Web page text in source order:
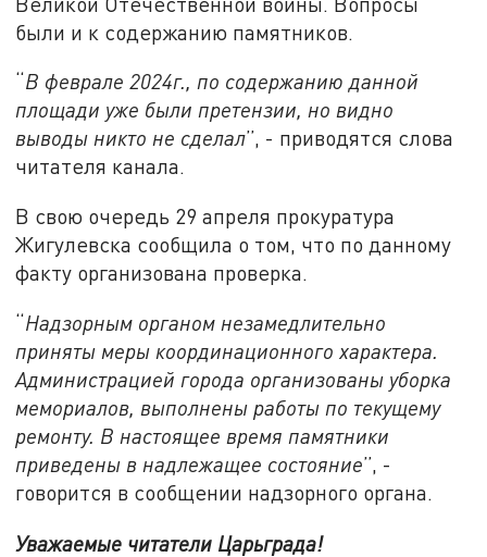
были и к содержанию памятников.
“В феврале 2024г., по содержанию данной
площади уже были претензии, но видно
выводы никто не сделал”, - приводятся слова
читателя канала.
В свою очередь 29 апреля прокуратура
Жигулевска сообщила о том, что по данному
факту организована проверка.
“Надзорным органом незамедлительно
приняты меры координационного характера.
Администрацией города организованы уборка
мемориалов, выполнены работы по текущему
ремонту. В настоящее время памятники
приведены в надлежащее состояние”, -
говорится в сообщении надзорного органа.
Уважаемые читатели Царьграда!